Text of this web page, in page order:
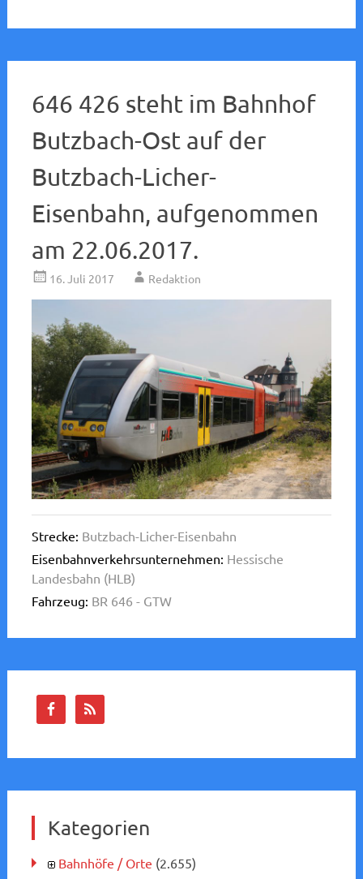
646 426 steht im Bahnhof
Butzbach-Ost auf der
Butzbach-Licher-
Eisenbahn, aufgenommen
am 22.06.2017.
16. Juli 2017 Redaktion
Strecke: Butzbach-Licher-Eisenbahn
Eisenbahnverkehrsunternehmen: Hessische
Landesbahn (HLB)
Fahrzeug: BR 646 - GTW
Kategorien
Bahnhöfe / Orte (2.655)